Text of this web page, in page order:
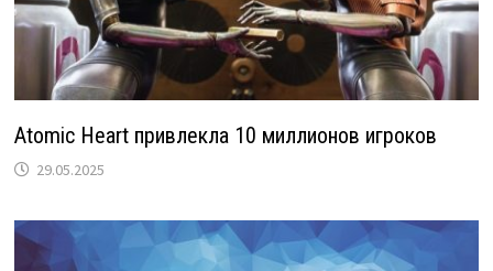
Atomic Heart привлекла 10 миллионов игроков
29.05.2025